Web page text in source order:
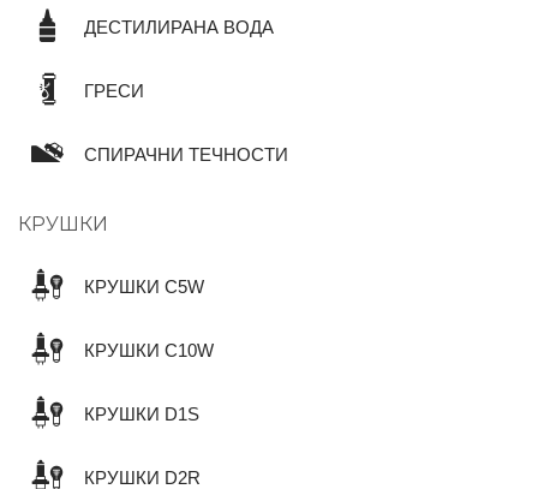
ДЕСТИЛИРАНА ВОДА
ГРЕСИ
СПИРАЧНИ ТЕЧНОСТИ
КРУШКИ
КРУШКИ C5W
КРУШКИ C10W
КРУШКИ D1S
КРУШКИ D2R